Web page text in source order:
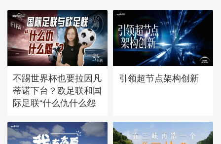
不踢世界杯也要拉因凡
蒂诺下台？欧足联和国
际足联“什么仇什么怨
引领超节点架构创新